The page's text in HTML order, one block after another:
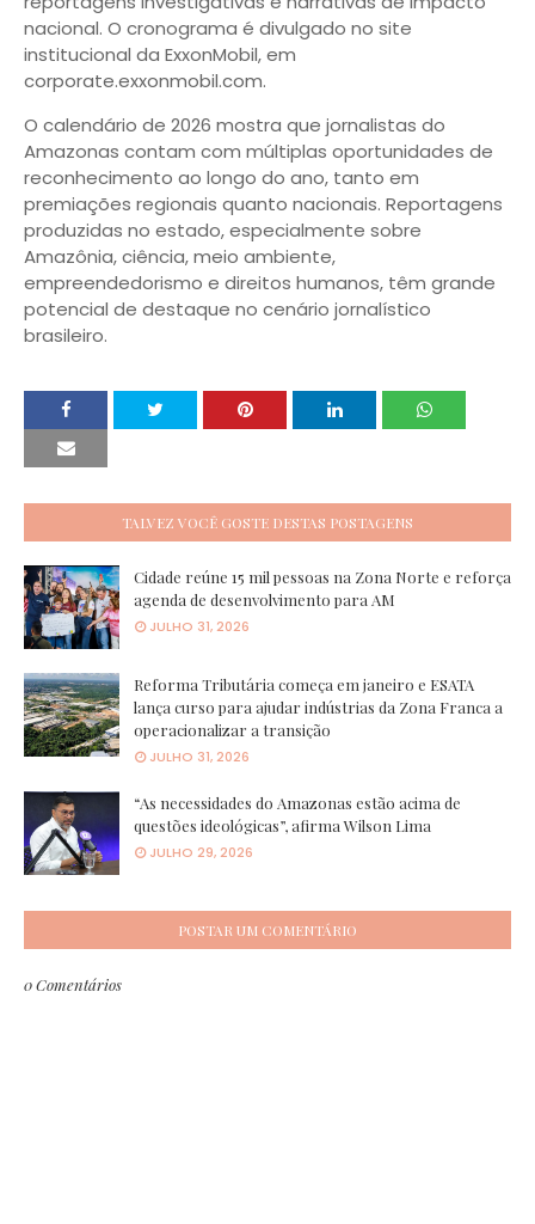
nacional. O cronograma é divulgado no site
institucional da ExxonMobil, em
corporate.exxonmobil.com.
O calendário de 2026 mostra que jornalistas do
Amazonas contam com múltiplas oportunidades de
reconhecimento ao longo do ano, tanto em
premiações regionais quanto nacionais. Reportagens
produzidas no estado, especialmente sobre
Amazônia, ciência, meio ambiente,
empreendedorismo e direitos humanos, têm grande
potencial de destaque no cenário jornalístico
brasileiro.
TALVEZ VOCÊ GOSTE DESTAS POSTAGENS
Cidade reúne 15 mil pessoas na Zona Norte e reforça
agenda de desenvolvimento para AM
JULHO 31, 2026
Reforma Tributária começa em janeiro e ESATA
lança curso para ajudar indústrias da Zona Franca a
operacionalizar a transição
JULHO 31, 2026
“As necessidades do Amazonas estão acima de
questões ideológicas”, afirma Wilson Lima
JULHO 29, 2026
POSTAR UM COMENTÁRIO
0 Comentários